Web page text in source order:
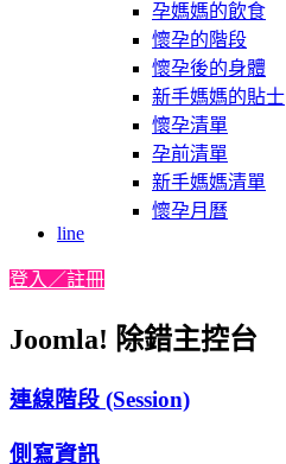
孕媽媽的飲食
懷孕的階段
懷孕後的身體
新手媽媽的貼士
懷孕清單
孕前清單
新手媽媽清單
懷孕月曆
line
登入／註冊
Joomla! 除錯主控台
連線階段 (Session)
側寫資訊